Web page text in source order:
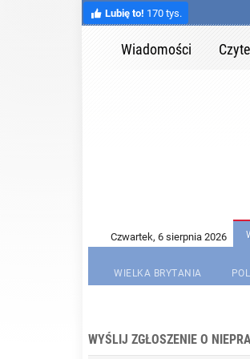
Lubię to! 170 tys.
Wiadomości
WIELKA BRYTANIA
WYŚLIJ ZGŁOSZENIE O